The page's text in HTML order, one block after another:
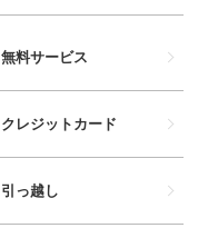
無料サービス
クレジットカード
引っ越し